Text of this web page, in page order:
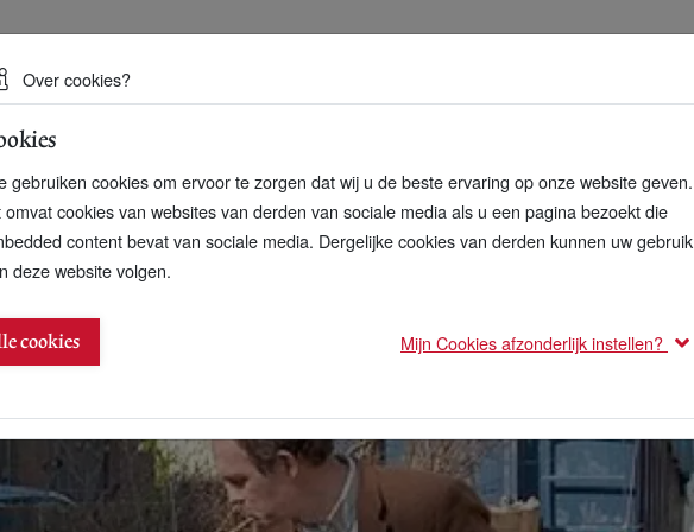
duurzame toekomst
plastic in Duitsland
Over cookies?
gebruiken cookies om ervoor te zorgen dat wij u de beste ervaring op onze website geven.
omvat cookies van websites van derden van sociale media als u een pagina bezoekt die
content bevat van sociale media. Dergelijke cookies van derden kunnen uw gebruik
deze website volgen.
cookies Mijn Cookies afzonderlijk instellen?